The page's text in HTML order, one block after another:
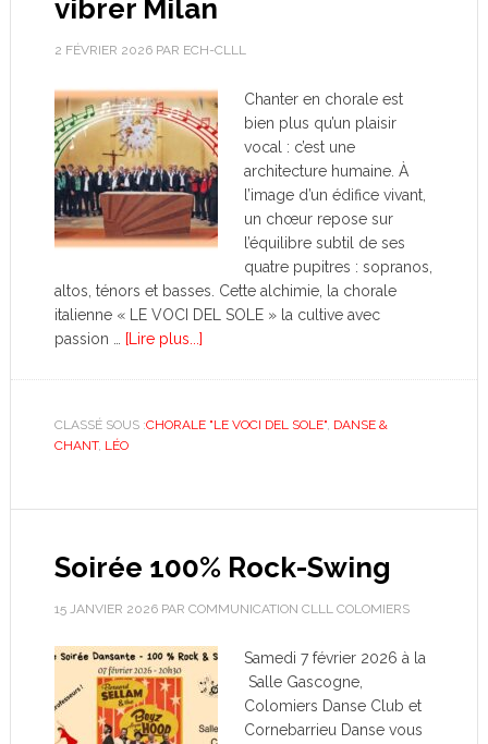
vibrer Milan
2 FÉVRIER 2026PAR ECH-CLLL
Chanter en chorale est
bien plus qu’un plaisir
vocal : c’est une
architecture humaine. À
l’image d’un édifice vivant,
un chœur repose sur
l’équilibre subtil de ses
quatre pupitres : sopranos,
altos, ténors et basses. Cette alchimie, la chorale
italienne « LE VOCI DEL SOLE » la cultive avec
passion …
[Lire plus...]
CLASSÉ SOUS :CHORALE "LE VOCI DEL SOLE", DANSE &
CHANT, LÉO
Soirée 100% Rock-Swing
15 JANVIER 2026PAR COMMUNICATION CLLL COLOMIERS
Samedi 7 février 2026 à la
Salle Gascogne,
Colomiers Danse Club et
Cornebarrieu Danse vous